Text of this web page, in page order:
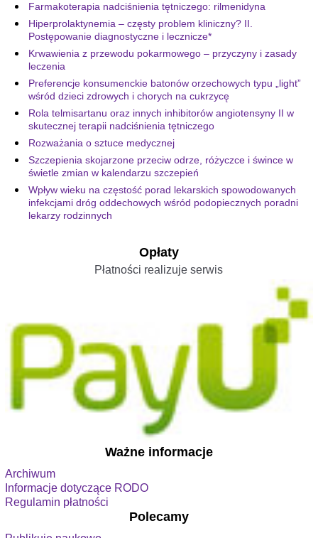
Farmakoterapia nadciśnienia tętniczego: rilmenidyna
Hiperprolaktynemia – częsty problem kliniczny? II.
Postępowanie diagnostyczne i lecznicze*
Krwawienia z przewodu pokarmowego – przyczyny i zasady
leczenia
Preferencje konsumenckie batonów orzechowych typu „light”
wśród dzieci zdrowych i chorych na cukrzycę
Rola telmisartanu oraz innych inhibitorów angiotensyny II w
skutecznej terapii nadciśnienia tętniczego
Rozważania o sztuce medycznej
Szczepienia skojarzone przeciw odrze, różyczce i śwince w
świetle zmian w kalendarzu szczepień
Wpływ wieku na częstość porad lekarskich spowodowanych
infekcjami dróg oddechowych wśród podopiecznych poradni
lekarzy rodzinnych
Opłaty
Płatności realizuje serwis
Ważne informacje
Archiwum
Informacje dotyczące RODO
Regulamin płatności
Polecamy